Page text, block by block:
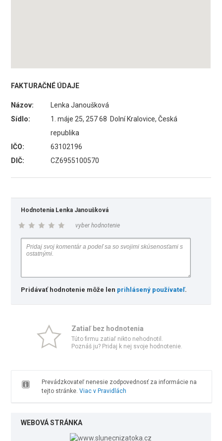
FAKTURAČNÉ ÚDAJE
Názov:
Lenka Janoušková
Sídlo:
1. máje 25, 257 68 Dolní Kralovice, Česká
republika
IČO:
63102196
DIČ:
CZ6955100570
Hodnotenia Lenka Janoušková
vyber hodnotenie
Pridávať hodnotenie môže len prihlásený používateľ.
Zatiaľ bez hodnotenia
Túto firmu zatiaľ nikto nehodnotil.
Poznáš ju? Pridaj k nej svoje hodnotenie.
Prevádzkovateľ nenesie zodpovednosť za informácie na
tejto stránke. Viac v Pravidlách
WEBOVÁ STRÁNKA